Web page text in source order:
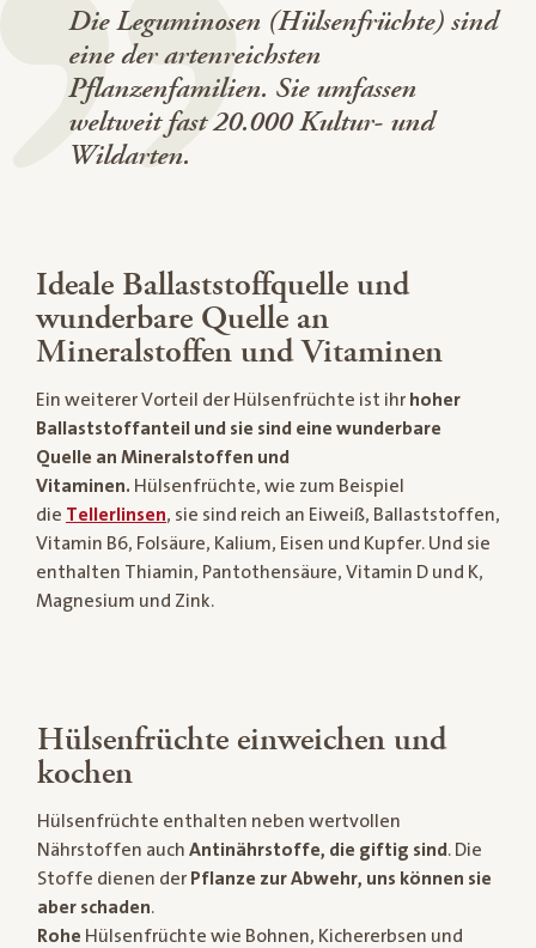
Die Leguminosen (Hülsenfrüchte) sind
eine der artenreichsten
Pflanzenfamilien. Sie umfassen
weltweit fast 20.000 Kultur- und
Wildarten.
Ideale Ballaststoffquelle und
wunderbare Quelle an
Mineralstoffen und Vitaminen
Ein weiterer Vorteil der Hülsenfrüchte ist ihr hoher
Ballaststoffanteil und sie sind eine wunderbare
Quelle an Mineralstoffen und
Vitaminen. Hülsenfrüchte, wie zum Beispiel
die Tellerlinsen, sie sind reich an Eiweiß, Ballaststoffen,
Vitamin B6, Folsäure, Kalium, Eisen und Kupfer. Und sie
enthalten Thiamin, Pantothensäure, Vitamin D und K,
Magnesium und Zink.
Hülsenfrüchte einweichen und
kochen
Hülsenfrüchte enthalten neben wertvollen
Nährstoffen auch Antinährstoffe, die giftig sind. Die
Stoffe dienen der Pflanze zur Abwehr, uns können sie
aber schaden.
Rohe Hülsenfrüchte wie Bohnen, Kichererbsen und